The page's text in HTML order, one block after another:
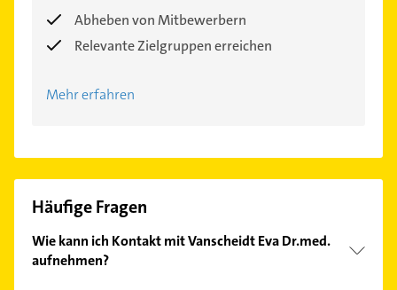
Abheben von Mitbewerbern
Relevante Zielgruppen erreichen
Mehr erfahren
Häufige Fragen
Wie kann ich Kontakt mit Vanscheidt Eva Dr.med.
aufnehmen?